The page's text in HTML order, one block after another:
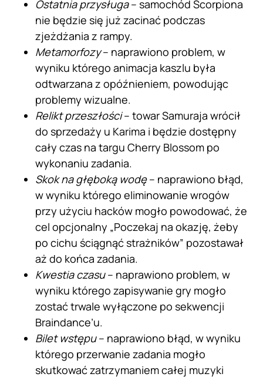
Ostatnia przysługa– samochód Scorpiona
nie będzie się już zacinać podczas
zjeżdżania z rampy.
Metamorfozy– naprawiono problem, w
wyniku którego animacja kaszlu była
odtwarzana z opóźnieniem, powodując
problemy wizualne.
Relikt przeszłości– towar Samuraja wrócił
do sprzedaży u Karima i będzie dostępny
cały czas na targu Cherry Blossom po
wykonaniu zadania.
Skok na głęboką wodę– naprawiono błąd,
w wyniku którego eliminowanie wrogów
przy użyciu hacków mogło powodować, że
cel opcjonalny „Poczekaj na okazję, żeby
po cichu ściągnąć strażników” pozostawał
aż do końca zadania.
Kwestia czasu– naprawiono problem, w
wyniku którego zapisywanie gry mogło
zostać trwale wyłączone po sekwencji
Braindance’u.
Bilet wstępu– naprawiono błąd, w wyniku
którego przerwanie zadania mogło
skutkować zatrzymaniem całej muzyki